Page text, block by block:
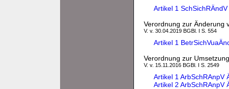
Artikel 1
Verordnung zur Änderung
V. v. 30.04.2019 BGBl. I S. 554
Artikel 1
Verordnung zur
V. v. 15.11.2016 BGBl. I S. 2549
Artikel 1 ArbSchRAnpV
Artikel 2 ArbSchRAnpV